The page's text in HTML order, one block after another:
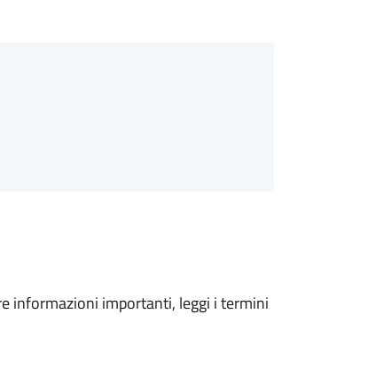
informazioni importanti, leggi i termini